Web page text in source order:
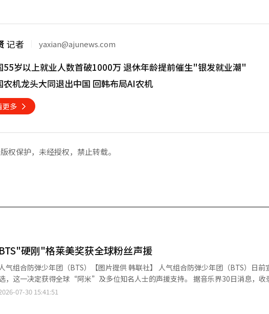
记者 yaxian@ajunews.com
55岁以上就业人数首破1000万 退休年龄提前催生"银发就业潮"
农机龙头大同退出中国 回韩布局AI农机
更多
权保护，未经授权，禁止转载。
BTS"硬刚"格莱美奖获全球粉丝声援
人气组合防弹少年团（BTS）【图片提供 韩联社】 人气组合防弹少年团（BTS）日前宣布将不参加明年格莱美奖评
，这一决定获得全球“阿米”及多位知名人士的声援支持。 据音乐界30日消息，收录于BTS第五张正规专辑的单曲
Aliens》在全球粉丝的集体助力下，登顶全球78个国家（地区）的iTunes单曲榜。
07-30 15:41:51